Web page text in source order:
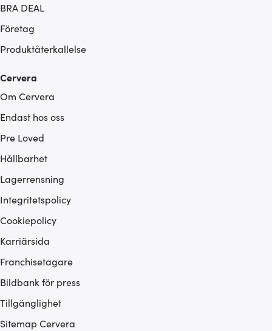
BRA DEAL
Företag
Produktåterkallelse
Cervera
Om Cervera
Endast hos oss
Pre Loved
Hållbarhet
Lagerrensning
Integritetspolicy
Cookiepolicy
Karriärsida
Franchisetagare
Bildbank för press
Tillgänglighet
Sitemap Cervera